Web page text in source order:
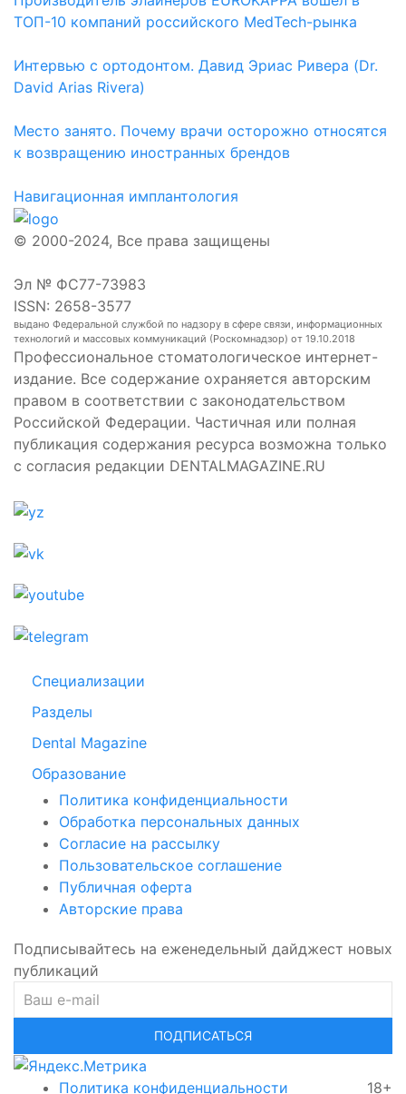
ТОП-10 компаний российского MedTech-рынка
Интервью с ортодонтом. Давид Эриас Ривера (Dr.
David Arias Rivera)
Место занято. Почему врачи осторожно относятся
к возвращению иностранных брендов
Навигационная имплантология
© 2000-2024, Все права защищены
Эл № ФС77-73983
ISSN: 2658-3577
выдано Федеральной службой по надзору в сфере связи, информационных
технологий и массовых коммуникаций (Роскомнадзор) от 19.10.2018
Профессиональное стоматологическое интернет-
издание. Все содержание охраняется авторским
правом в соответствии с законодательством
Российской Федерации. Частичная или полная
публикация содержания ресурса возможна только
с согласия редакции DENTALMAGAZINE.RU
Специализации
Разделы
Dental Magazine
Образование
Политика конфиденциальности
Обработка персональных данных
Согласие на рассылку
Пользовательское соглашение
Публичная оферта
Авторские права
Подписывайтесь на еженедельный дайджест новых
публикаций
ПОДПИСАТЬСЯ
Политика конфиденциальности 18+